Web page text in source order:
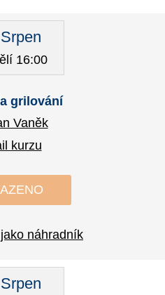
16:00
grilování
Vaněk
kurzu
náhradník